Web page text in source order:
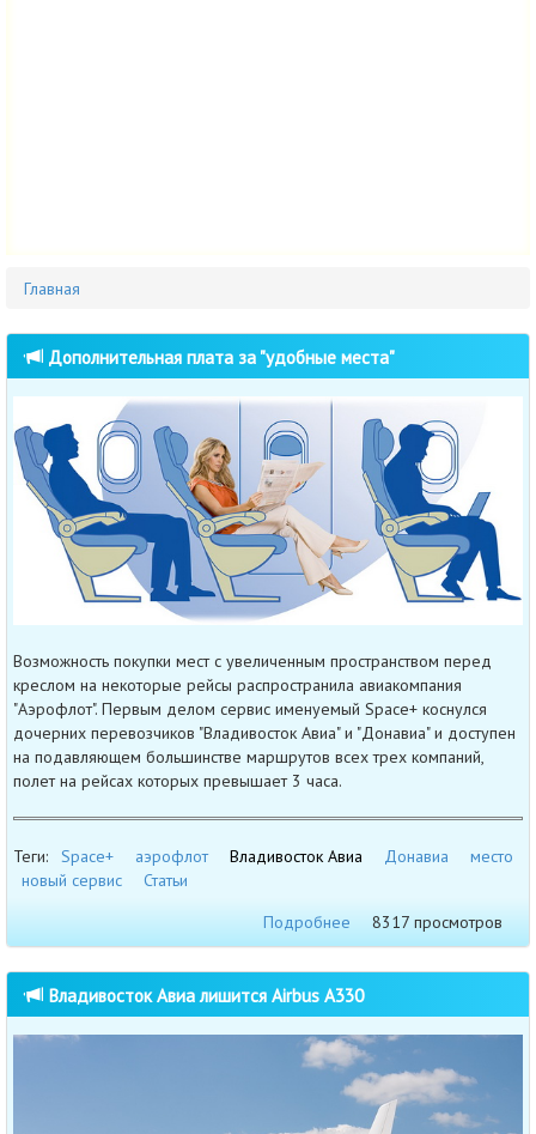
Главная
Дополнительная плата за "удобные места"
Возможность покупки мест с увеличенным пространством перед
креслом на некоторые рейсы распространила авиакомпания
"Аэрофлот". Первым делом сервис именуемый Space+ коснулся
дочерних перевозчиков "Владивосток Авиа" и "Донавиа" и доступен
на подавляющем большинстве маршрутов всех трех компаний,
полет на рейсах которых превышает 3 часа.
Теги: Space+ аэрофлот Владивосток Авиа Донавиа
место
новый сервис
Статьи
Подробнее
8317 просмотров
Владивосток Авиа лишится Airbus A330